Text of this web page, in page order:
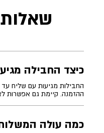
כיצד החבילה
ההזמנה. קיימת גם אפשרות
כמה עולה